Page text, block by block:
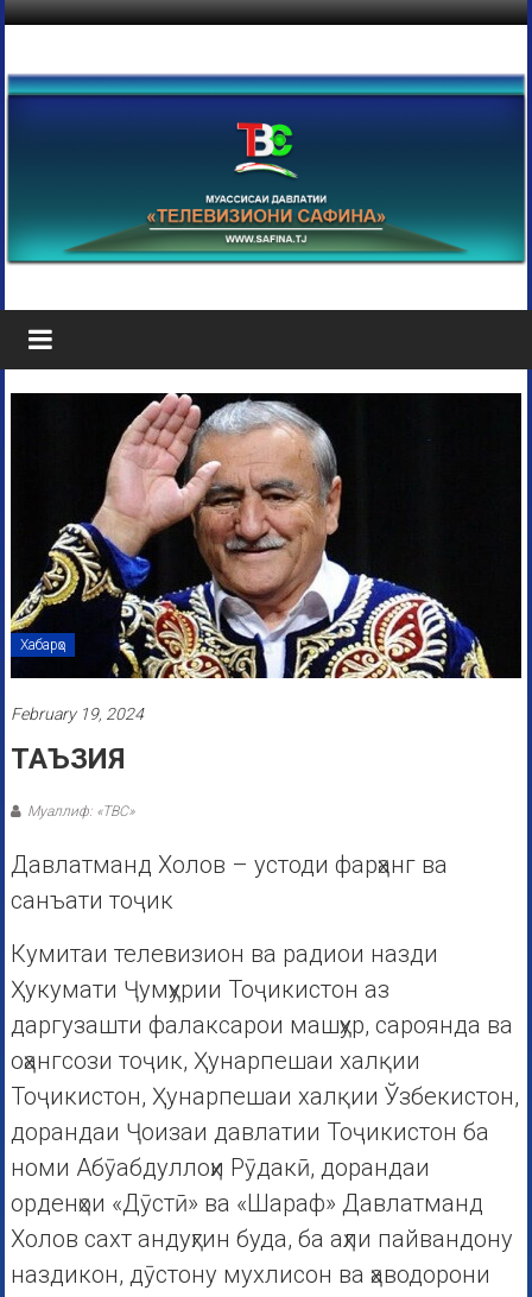
Хабарҳо
February 19, 2024
ТАЪЗИЯ
Муаллиф: «ТВС»
Давлатманд Холов – устоди фарҳанг ва
санъати тоҷик
Кумитаи телевизион ва радиои назди
Ҳукумати Ҷумҳурии Тоҷикистон аз
даргузашти фалаксарои машҳур, сароянда ва
оҳангсози тоҷик, Ҳунарпешаи халқии
Тоҷикистон, Ҳунарпешаи халқии Ўзбекистон,
дорандаи Ҷоизаи давлатии Тоҷикистон ба
номи Абӯабдуллоҳи Рӯдакӣ, дорандаи
орденҳои «Дӯстӣ» ва «Шараф» Давлатманд
Холов сахт андуҳгин буда, ба аҳли пайвандону
наздикон, дӯстону мухлисон ва ҳаводорони